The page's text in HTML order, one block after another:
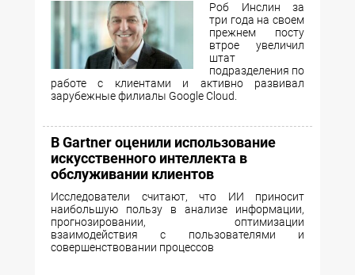
Роб Инслин за
три года на своем
прежнем посту
втрое увеличил
штат
подразделения по
работе с клиентами и активно развивал
зарубежные филиалы Google Cloud.
В Gartner оценили использование
искусственного интеллекта в
обслуживании клиентов
Исследователи считают, что ИИ приносит
наибольшую пользу в анализе информации,
прогнозировании, оптимизации
взаимодействия с пользователями и
совершенствовании процессов